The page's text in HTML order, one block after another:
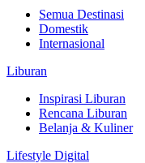
Semua Destinasi
Domestik
Internasional
Liburan
Inspirasi Liburan
Rencana Liburan
Belanja & Kuliner
Lifestyle Digital